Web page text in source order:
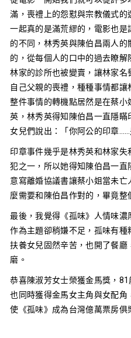
滿，喪禮上的怨懟與宗教儀式
一起真的是滿荒繆的，電影也
的不同，林秀英與陳伯昌兩人
的，從每個人的口中的過去瞭解
林家的診所也被變賣，讓林家
自己父親的喪禮，種種事情都
整件事情的轉機點居然是在蔡
英，林秀英得知陳伯昌一直隱
女兒們說出：「你阿公的印章……
印章事件幾乎是林秀英和林家
犯之一，所以她得知陳伯昌一
意寫離婚協議書讓蔡小姐當未
麼需要和陳伯昌作對的，畢竟整
最後，我覺得《孤味》人情味
作為主題卻稍嫌不足，孤味有
扶養女兒固然辛苦，也開了餐
磨。
恭喜陳淑芳女士榮獲金馬獎，
也同時獲得金馬女主角與女配
使《孤味》成為台灣億萬票房俱